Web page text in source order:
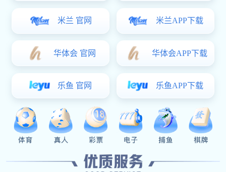
产品概述
TAdapter
TAdapter集设备接入、参数配置、数据采集、实时显示、数
据回放、数据导出、数据分析、传感器管理、算法管理等功
能于一体，VXI、PXI、LXI 、COM、TCPIP等总线中几十种
设备的数据采集和监控，并能够根据用户的需求进行功能定
制和未接入设备集成，与我公司研发的数字化试验业务平台
无缝连接，实现试验仪器集成，使试验数据采集、配置、显
试验数据资源，解决目前各试验测试设备自成系统、数据自